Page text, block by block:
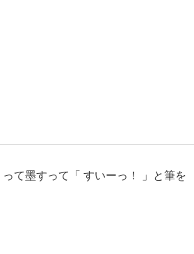
て墨すって「 すいーっ！ 」と筆を